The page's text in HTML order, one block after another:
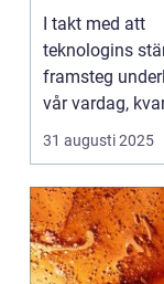
Östermalm
I takt med att
teknologins
framsteg
vår vardag,
31 augusti 2025